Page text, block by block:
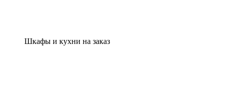
Шкафы и кухни на заказ